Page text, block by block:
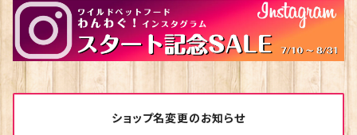
ショップ名変更のお知らせ